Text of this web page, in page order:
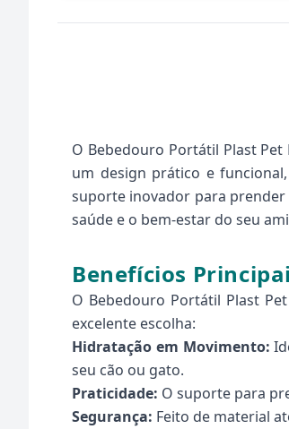
O Bebedouro Portátil Plast
um design prático e
suporte inovador para prender
saúde e o bem-estar do seu
Benefícios
O Bebedouro Portátil Plast
excelente escolha:
Hidratação em Movimento:
seu cão ou gato.
Praticidade: O suporte para
Segurança: Feito de material